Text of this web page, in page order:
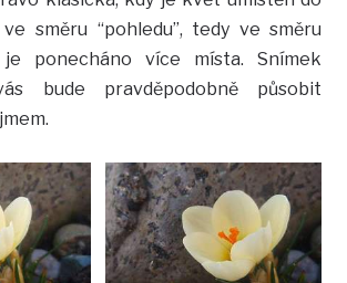
směru “pohledu”, tedy ve směru
ponecháno více místa. Snímek
bude pravděpodobně působit